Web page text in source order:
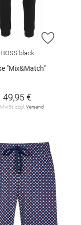
HINZUFÜGEN
ZUR
BOSS black
"Mix&Match"
49,95 €
zzgl. Versand